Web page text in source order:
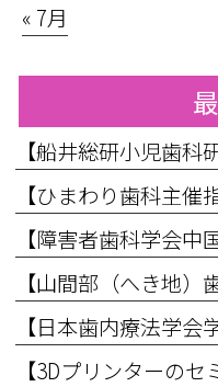
« 7月
【ひまわり歯科主催
【障害者歯科学会中
【山間部（へき地）
【日本歯内療法学会
【3Dプリンターの